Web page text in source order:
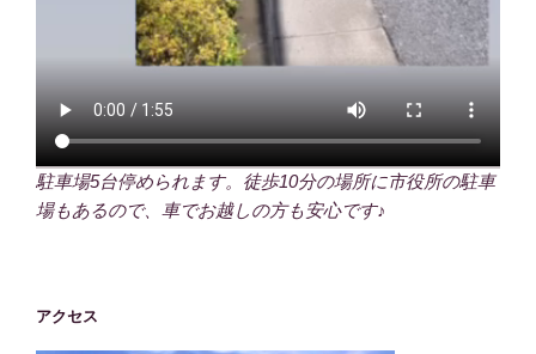
駐車場5台停められます。徒歩10分の場所に市役所の駐車
場もあるので、車でお越しの方も安心です♪
アクセス